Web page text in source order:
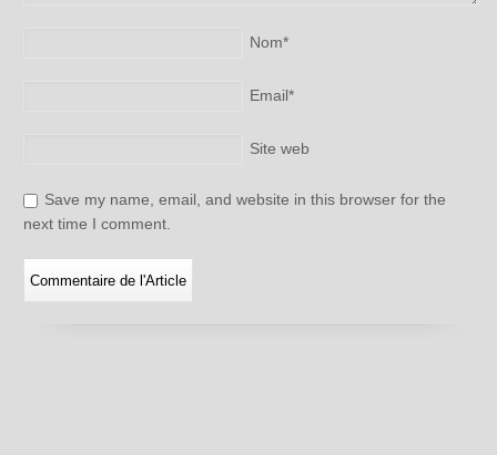
Nom*
Email*
Site web
Save my name, email, and website in this browser for the
next time I comment.